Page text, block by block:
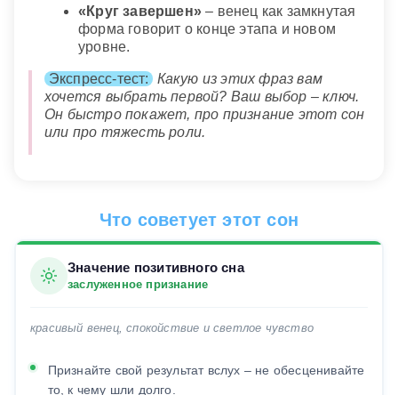
«Круг завершен» – венец как замкнутая
форма говорит о конце этапа и новом
уровне.
Экспресс-тест:
Какую из этих фраз вам
хочется выбрать первой? Ваш выбор – ключ.
Он быстро покажет, про признание этот сон
или про тяжесть роли.
Что советует этот сон
Значение позитивного сна
заслуженное признание
красивый венец, спокойствие и светлое чувство
Признайте свой результат вслух – не обесценивайте
то, к чему шли долго.